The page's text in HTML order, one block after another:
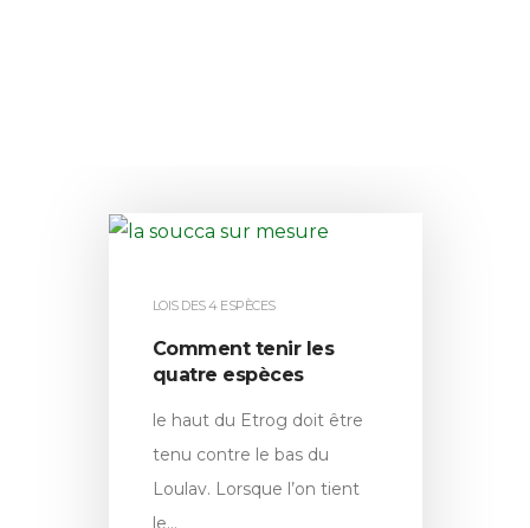
Contactez-nous
La Centrale du Etrog
LOIS DES 4 ESPÈCES
Comment tenir les
quatre espèces
le haut du Etrog doit être
tenu contre le bas du
Loulav. Lorsque l’on tient
le…